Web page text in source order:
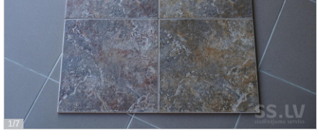
1/7